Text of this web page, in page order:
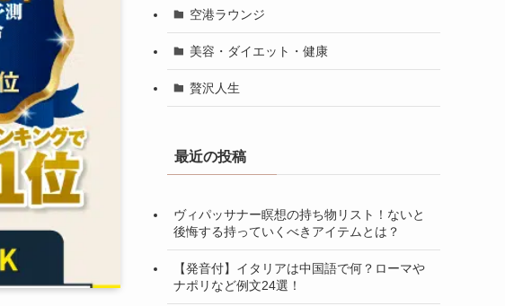
空港ラウンジ
美容・ダイエット・健康
贅沢人生
最近の投稿
ヴィパッサナー瞑想の持ち物リスト！ないと
後悔する持っていくべきアイテムとは？
【発音付】イタリアは中国語で何？ローマや
ナポリなど例文24選！